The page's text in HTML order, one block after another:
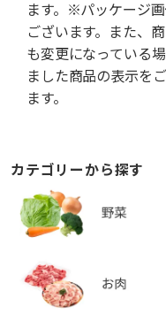
ます。※パッケージ
ございます。また、
も変更になっている
ました商品の表示を
ます。
カテゴリーから探す